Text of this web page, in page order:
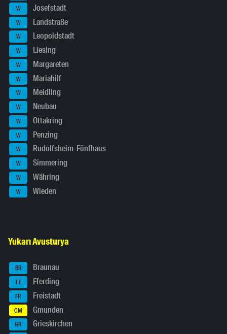
W Josefstadt
W Landstraße
W Leopoldstadt
W Liesing
W Margareten
W Mariahilf
W Meidling
W Neubau
W Ottakring
W Penzing
W Rudolfsheim-Fünfhaus
W Simmering
W Währing
W Wieden
Yukarı Avusturya
BR Braunau
EF Eferding
FR Freistadt
GM Gmunden
GR
Grieskirchen